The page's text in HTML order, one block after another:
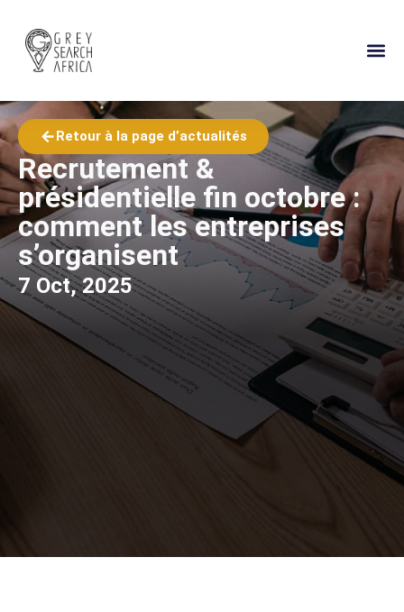
Retour à la page d’actualités
Recrutement &
présidentielle fin octobre :
comment les entreprises
s’organisent
7 Oct, 2025